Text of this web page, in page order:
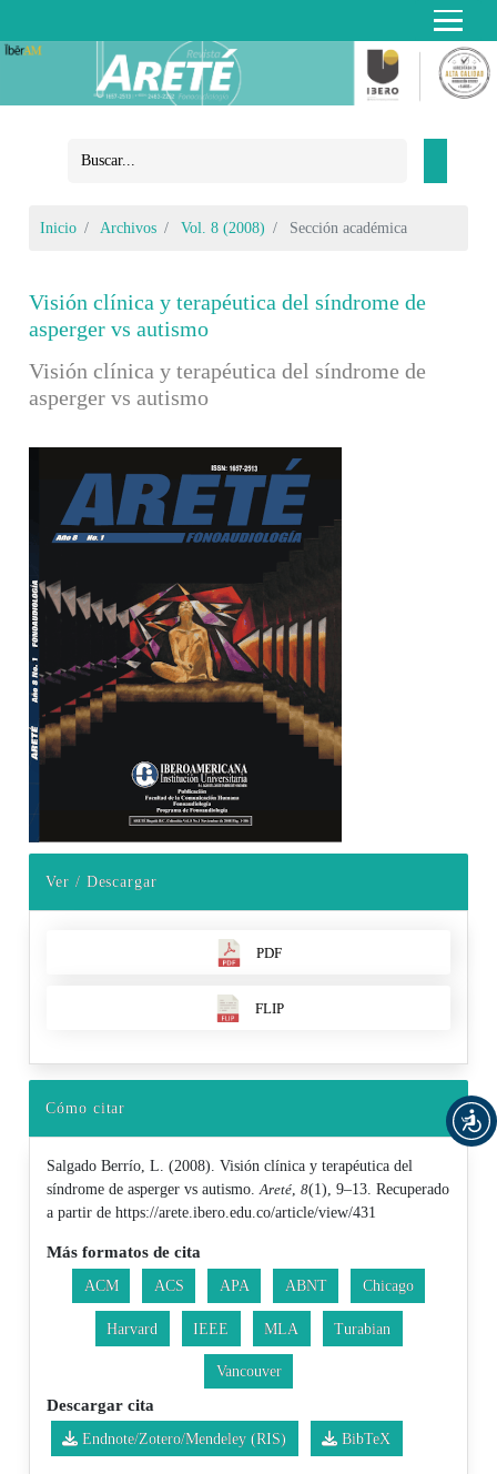
Inicio Archivos Vol. 8 (2008) Sección académica
Visión clínica y terapéutica del síndrome de
asperger vs autismo
Visión clínica y terapéutica del síndrome de
asperger vs autismo
Barra lateral del artículo
Ver / Descargar
PDF
FLIP
Cómo citar
Salgado Berrío, L. (2008). Visión clínica y terapéutica del
síndrome de asperger vs autismo.Areté,8(1), 9–13. Recuperado
a partir de https://arete.ibero.edu.co/article/view/431
Más formatos de cita
ACM ACS APA ABNT Chicago
Harvard IEEE MLA Turabian
Vancouver
Descargar cita
Endnote/Zotero/Mendeley (RIS) BibTeX